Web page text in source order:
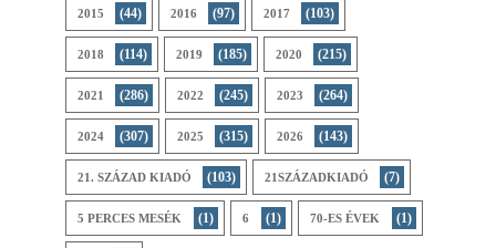
2015 (44) 2016 (97) 2017 (103)
2018 (114) 2019 (185) 2020 (215)
2021 (286) 2022 (245) 2023 (264)
2024 (307) 2025 (315) 2026 (143)
21. SZÁZAD KIADÓ (103) 21SZÁZADKIADÓ (7)
5 PERCES MESÉK (1) 6 (1) 70-ES ÉVEK (1)